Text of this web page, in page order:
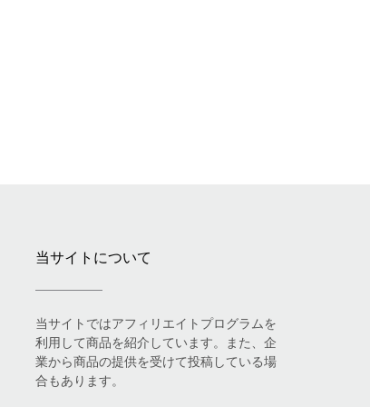
当サイトについて
当サイトではアフィリエイトプログラムを
利用して商品を紹介しています。また、企
業から商品の提供を受けて投稿している場
合もあります。